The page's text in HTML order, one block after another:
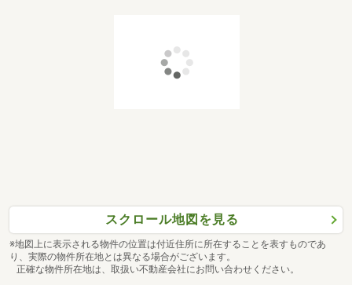
スクロール地図を見る
※地図上に表示される物件の位置は付近住所に所在することを表すものであ
り、実際の物件所在地とは異なる場合がございます。
正確な物件所在地は、取扱い不動産会社にお問い合わせください。